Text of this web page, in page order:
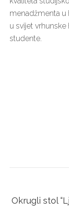
menadžmenta u
u svijet
studente.
Okrugli stol